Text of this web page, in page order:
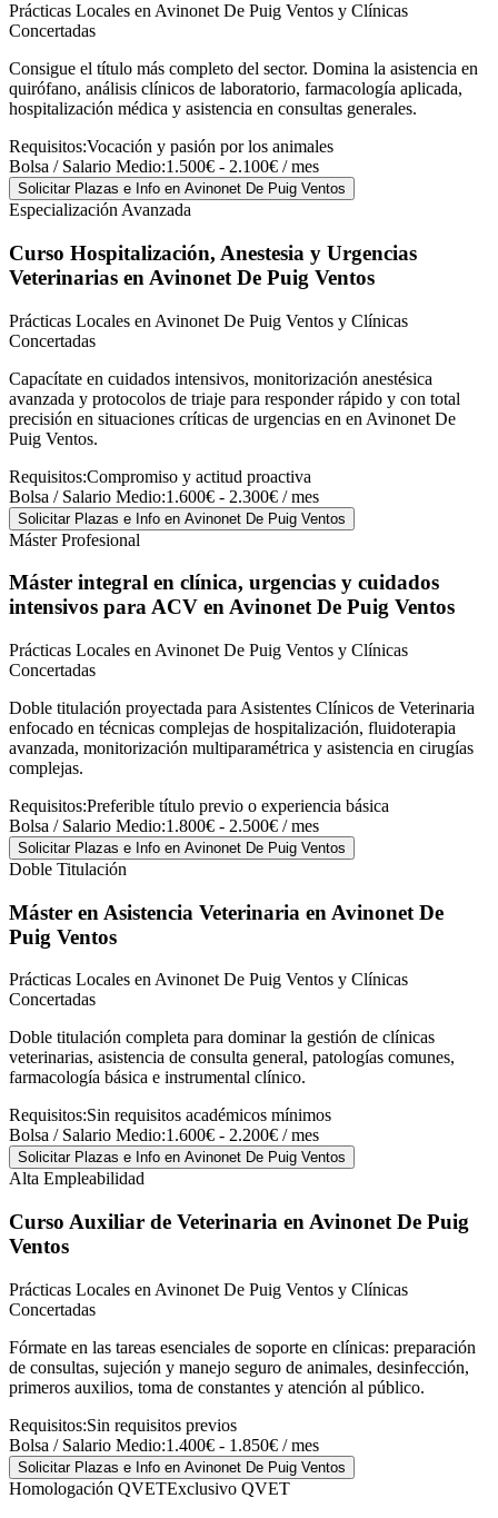
Prácticas Locales en Avinonet De Puig Ventos y Clínicas
Concertadas
Consigue el título más completo del sector. Domina la asistencia en
quirófano, análisis clínicos de laboratorio, farmacología aplicada,
hospitalización médica y asistencia en consultas generales.
Requisitos:Vocación y pasión por los animales
Bolsa / Salario Medio:1.500€ - 2.100€ / mes
Solicitar Plazas e Info en Avinonet De Puig Ventos
Especialización Avanzada
Curso Hospitalización, Anestesia y Urgencias
Veterinarias en Avinonet De Puig Ventos
Prácticas Locales en Avinonet De Puig Ventos y Clínicas
Concertadas
Capacítate en cuidados intensivos, monitorización anestésica
avanzada y protocolos de triaje para responder rápido y con total
precisión en situaciones críticas de urgencias en en Avinonet De
Puig Ventos.
Requisitos:Compromiso y actitud proactiva
Bolsa / Salario Medio:1.600€ - 2.300€ / mes
Solicitar Plazas e Info en Avinonet De Puig Ventos
Máster Profesional
Máster integral en clínica, urgencias y cuidados
intensivos para ACV en Avinonet De Puig Ventos
Prácticas Locales en Avinonet De Puig Ventos y Clínicas
Concertadas
Doble titulación proyectada para Asistentes Clínicos de Veterinaria
enfocado en técnicas complejas de hospitalización, fluidoterapia
avanzada, monitorización multiparamétrica y asistencia en cirugías
complejas.
Requisitos:Preferible título previo o experiencia básica
Bolsa / Salario Medio:1.800€ - 2.500€ / mes
Solicitar Plazas e Info en Avinonet De Puig Ventos
Doble Titulación
Máster en Asistencia Veterinaria en Avinonet De
Puig Ventos
Prácticas Locales en Avinonet De Puig Ventos y Clínicas
Concertadas
Doble titulación completa para dominar la gestión de clínicas
veterinarias, asistencia de consulta general, patologías comunes,
farmacología básica e instrumental clínico.
Requisitos:Sin requisitos académicos mínimos
Bolsa / Salario Medio:1.600€ - 2.200€ / mes
Solicitar Plazas e Info en Avinonet De Puig Ventos
Alta Empleabilidad
Curso Auxiliar de Veterinaria en Avinonet De Puig
Ventos
Prácticas Locales en Avinonet De Puig Ventos y Clínicas
Concertadas
Fórmate en las tareas esenciales de soporte en clínicas: preparación
de consultas, sujeción y manejo seguro de animales, desinfección,
primeros auxilios, toma de constantes y atención al público.
Requisitos:Sin requisitos previos
Bolsa / Salario Medio:1.400€ - 1.850€ / mes
Solicitar Plazas e Info en Avinonet De Puig Ventos
Homologación QVETExclusivo QVET